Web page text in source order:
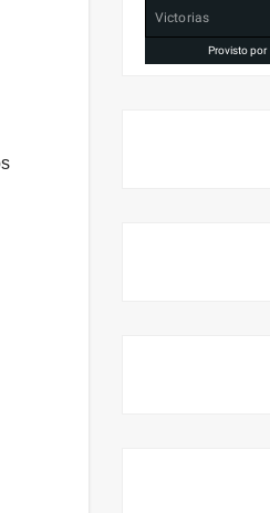
Victorias
Provisto por